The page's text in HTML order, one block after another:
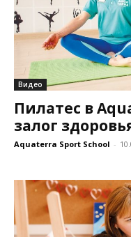
Видео
Пилатес в
залог
Aquaterra Sport School -